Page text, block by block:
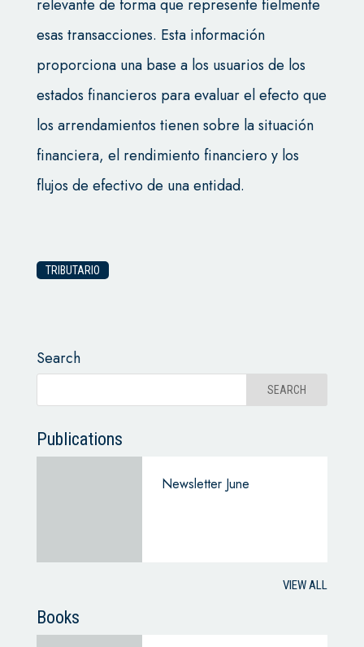
relevante de forma que represente fielmente
esas transacciones. Esta información
proporciona una base a los usuarios de los
estados financieros para evaluar el efecto que
los arrendamientos tienen sobre la situación
financiera, el rendimiento financiero y los
flujos de efectivo de una entidad.
TRIBUTARIO
Search
Publications
Newsletter June
VIEW ALL
Books